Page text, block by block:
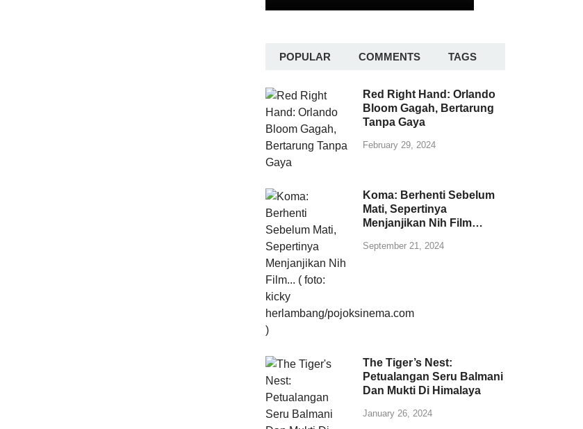
POPULAR COMMENTS TAGS
Red Right Hand: Orlando
Bloom Gagah, Bertarung
Tanpa Gaya
February 29, 2024
Koma: Berhenti Sebelum
Mati, Sepertinya
Menjanjikan Nih Film…
September 21, 2024
The Tiger’s Nest:
Petualangan Seru Balmani
Dan Mukti Di Himalaya
January 26, 2024